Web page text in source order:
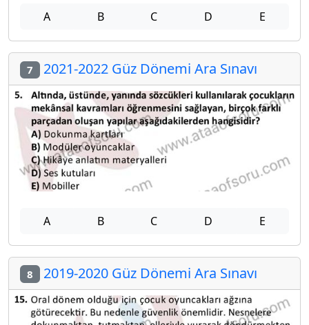
A B C D E
7 2021-2022 Güz Dönemi Ara Sınavı
A B C D E
8 2019-2020 Güz Dönemi Ara Sınavı